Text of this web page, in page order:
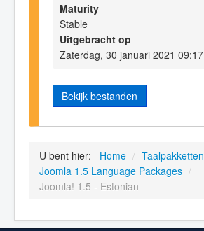
Maturity
Stable
Uitgebracht op
Zaterdag, 30 januari 2021 09:17
Bekijk bestanden
U bent hier: Home / Taalpakketten
Joomla 1.5 Language Packages /
Joomla! 1.5 - Estonian